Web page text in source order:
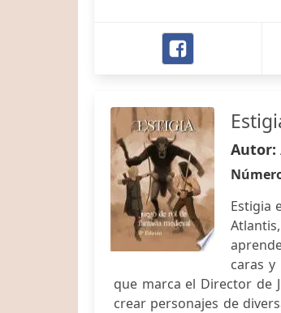
Autor:
Estigia
caras
que marca el Director de
crear personajes de